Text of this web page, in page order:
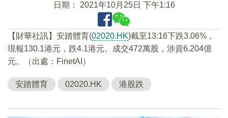
日期： 2021年10月25日 下午1:16
【財華社訊】安踏體育(02020.HK)截至13:16下跌3.06%，
現報130.1港元，跌4.1港元。成交472萬股，涉資6.204億
元。（出處：FinetAI）
安踏體育 02020.HK 港股跌